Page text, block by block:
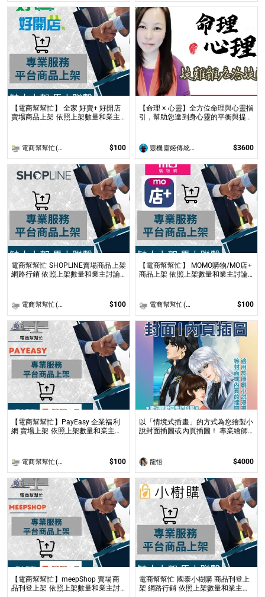
【電商幫幫忙】 全家 好賣+ 好開店
賣場商品上架 依照上架數量和業主
電商幫幫忙(電商平台代營運/電商上架/運營策略/網路行銷) $100
【命理 × 心靈】全方位命理與心靈指
引，幫助您達到身心靈的平衡與提升
靈機靈姬傳統文化學院 $3600
電商幫幫忙 SHOPLINE賣場商品上架
網路行銷 依照上架數量和業主討論
電商幫幫忙(電商平台代營運/電商上架/運營策略/網路行銷) $100
【電商幫幫忙】 MOMO購物/MO店+
商品上架 依照上架數量和業主討論
電商幫幫忙(電商平台代營運/電商上架/運營策略/網路行銷) $100
【電商幫幫忙】PayEasy 企業福利
網 賣場上架 依照上架數量和業主討
電商幫幫忙(電商平台代營運/電商上架/運營策略/網路行銷) $100
以「情境式插畫」的方式為您繪製小
說封面插圖或內頁插圖！ 專業繪師
龍悟 $4000
【電商幫幫忙】meepShop 賣場商
品刊登上架 依照上架數量和業主討
電商幫幫忙 國泰小樹購 商品刊登上
架 網路行銷 依照上架數量和業主討